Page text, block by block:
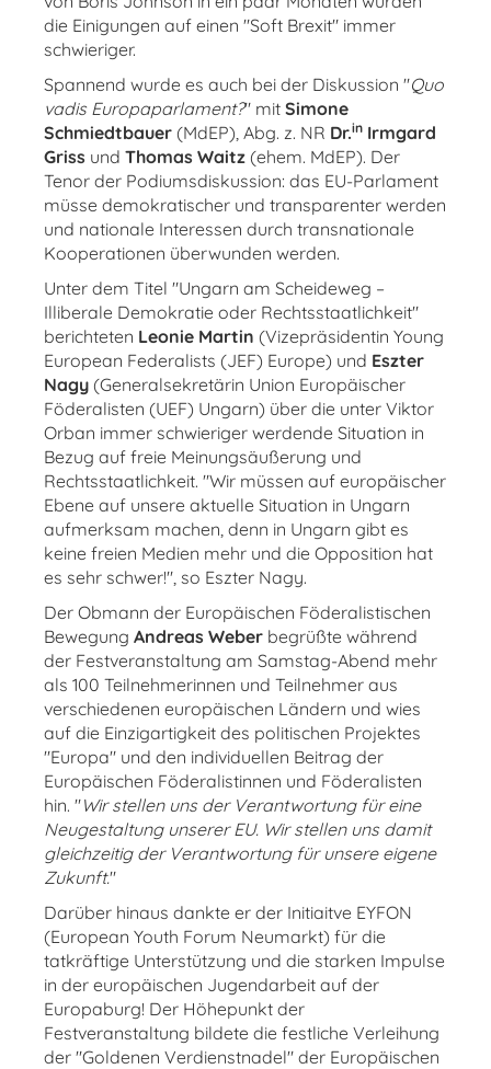
die Einigungen auf einen "Soft Brexit" immer
schwieriger.
Spannend wurde es auch bei der Diskussion "Quo
vadis Europaparlament?" mit Simone
Schmiedtbauer (MdEP), Abg. z. NR Dr.in Irmgard
Griss und Thomas Waitz (ehem. MdEP). Der
Tenor der Podiumsdiskussion: das EU-Parlament
müsse demokratischer und transparenter werden
und nationale Interessen durch transnationale
Kooperationen überwunden werden.
Unter dem Titel "Ungarn am Scheideweg –
Illiberale Demokratie oder Rechtsstaatlichkeit"
berichteten Leonie Martin (Vizepräsidentin Young
European Federalists (JEF) Europe) und Eszter
Nagy (Generalsekretärin Union Europäischer
Föderalisten (UEF) Ungarn) über die unter Viktor
Orban immer schwieriger werdende Situation in
Bezug auf freie Meinungsäußerung und
Rechtsstaatlichkeit. "Wir müssen auf europäischer
Ebene auf unsere aktuelle Situation in Ungarn
aufmerksam machen, denn in Ungarn gibt es
keine freien Medien mehr und die Opposition hat
es sehr schwer!", so Eszter Nagy.
Der Obmann der Europäischen Föderalistischen
Bewegung Andreas Weber begrüßte während
der Festveranstaltung am Samstag-Abend mehr
als 100 Teilnehmerinnen und Teilnehmer aus
verschiedenen europäischen Ländern und wies
auf die Einzigartigkeit des politischen Projektes
"Europa" und den individuellen Beitrag der
Europäischen Föderalistinnen und Föderalisten
hin. "Wir stellen uns der Verantwortung für eine
Neugestaltung unserer EU. Wir stellen uns damit
gleichzeitig der Verantwortung für unsere eigene
Zukunft."
Darüber hinaus dankte er der Initiaitve EYFON
(European Youth Forum Neumarkt) für die
tatkräftige Unterstützung und die starken Impulse
in der europäischen Jugendarbeit auf der
Europaburg! Der Höhepunkt der
Festveranstaltung bildete die festliche Verleihung
der "Goldenen Verdienstnadel" der Europäischen